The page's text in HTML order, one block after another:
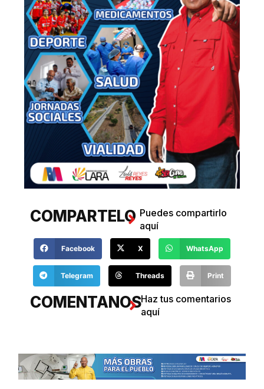
COMPARTELO Puedes compartirlo
aquí
Facebook X WhatsApp
Telegram Threads Print
COMENTANOSHaz tus comentarios
aquí